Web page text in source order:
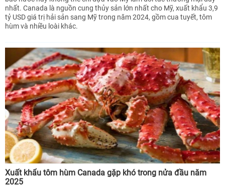
nhất. Canada là nguồn cung thủy sản lớn nhất cho Mỹ, xuất khẩu 3,9
tỷ USD giá trị hải sản sang Mỹ trong năm 2024, gồm cua tuyết, tôm
hùm và nhiều loài khác.
Xuất khẩu tôm hùm Canada gặp khó trong nửa đầu năm
2025